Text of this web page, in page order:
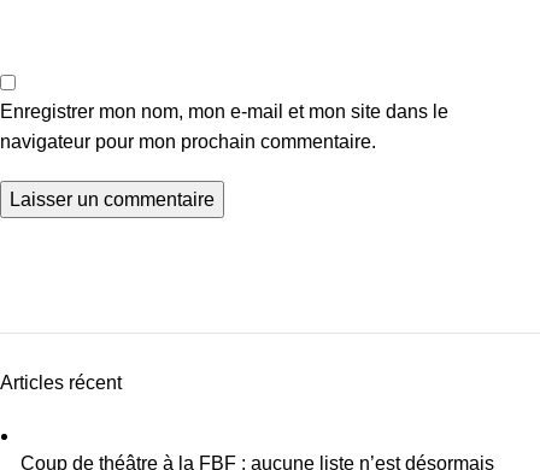
Enregistrer mon nom, mon e-mail et mon site dans le
navigateur pour mon prochain commentaire.
Articles récent
Coup de théâtre à la FBF : aucune liste n’est désormais